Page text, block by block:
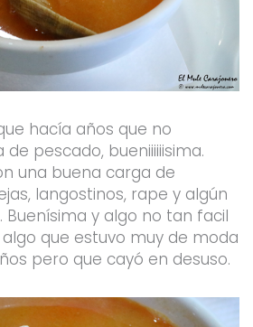
hacía años que no
pescado, bueniiiiiisima.
una buena carga de
langostinos, rape y algún
y algo no tan facil
que estuvo muy de moda
pero que cayó en desuso.